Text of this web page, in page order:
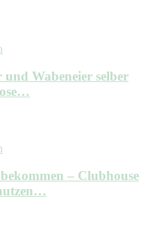
Wabeneier selber
– Clubhouse